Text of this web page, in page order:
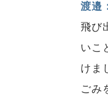
渡邉
飛び
いこ
けま
ごみ